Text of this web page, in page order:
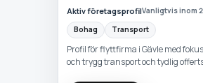
Aktiv företagsprofilVanligtvis inom
Bohag
Transport
Profil för flyttfirma i Gävle med
och trygg transport och tydlig